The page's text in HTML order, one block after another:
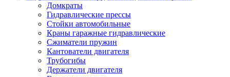
Домкраты
Гидравлические прессы
Стойки автомобильные
Краны гаражные гидравлические
Сжиматели пружин
Кантователи двигателя
Трубогибы
Держатели двигателя